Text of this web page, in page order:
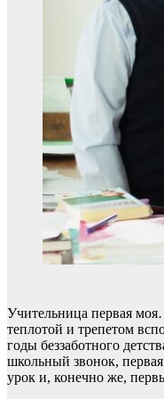
Учительница первая
теплотой и трепетом
годы беззаботного
школьный звонок,
урок и, конечно же,